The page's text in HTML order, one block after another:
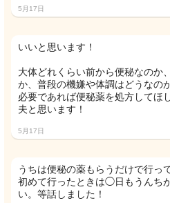
5月17日
いいと思います！
大体どれくらい前から便秘なのか
か、普段の機嫌や体調はどうなの
必要であれば便秘薬を処方してほ
夫と思います！
5月17日
うちは便秘の薬もらうだけで行っ
初めて行ったときは◯日もうんち
い。等話しました！